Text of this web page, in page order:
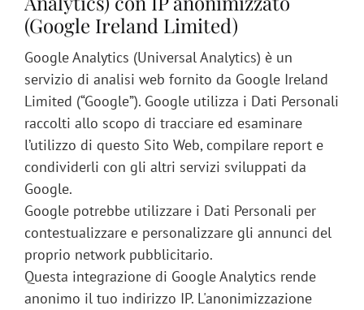
(Google Ireland Limited)
Google Analytics (Universal Analytics) è un
servizio di analisi web fornito da Google Ireland
Limited (“Google”). Google utilizza i Dati Personali
raccolti allo scopo di tracciare ed esaminare
l’utilizzo di questo Sito Web, compilare report e
condividerli con gli altri servizi sviluppati da
Google.
Google potrebbe utilizzare i Dati Personali per
contestualizzare e personalizzare gli annunci del
proprio network pubblicitario.
Questa integrazione di Google Analytics rende
anonimo il tuo indirizzo IP. L'anonimizzazione